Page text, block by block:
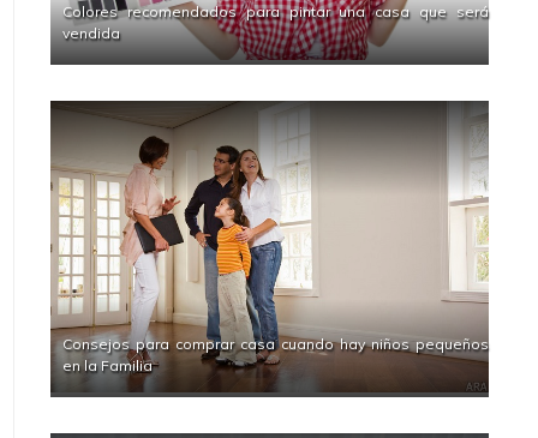
Colores recomendados para pintar una casa que será
vendida
Consejos para comprar casa cuando hay niños pequeños
en la Familia